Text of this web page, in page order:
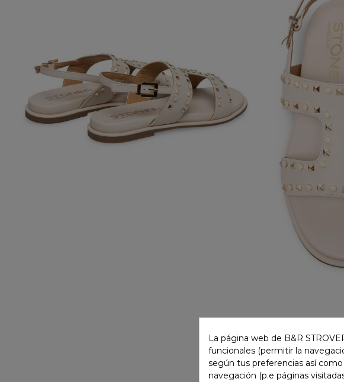
La página web de B&R
funcionales (permitir la
según tus preferencias así
navegación (p.e páginas